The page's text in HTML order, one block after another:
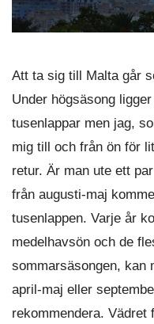
Att ta sig till Malta går
Under högsäsong
tusenlappar men jag,
mig till och från ön för
retur. Är man ute ett
från augusti-maj
tusenlappen. Varje år
medelhavsön och de
sommarsäsongen, kan
april-maj eller
rekommendera. Vädret